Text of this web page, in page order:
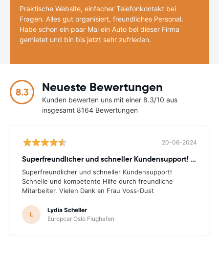
Praktische Website, einfacher Telefonkontakt bei
Fragen. Alles gut organisiert, freundliches Personal.
Habe schon ein paar Mal ein Auto bei dieser Firma
gemietet und bin bis jetzt sehr zufrieden.
8.3 Neueste Bewertungen
Kunden bewerten uns mit einer 8.3/10 aus
insgesamt 8164 Bewertungen
20-06-2024
Superfreundlicher und schneller Kundensupport! Schnelle
Superfreundlicher und schneller Kundensupport!
Schnelle und kompetente Hilfe durch freundliche
Mitarbeiter. Vielen Dank an Frau Voss-Dust
L
Lydia Scheller
Europcar Oslo Flughafen